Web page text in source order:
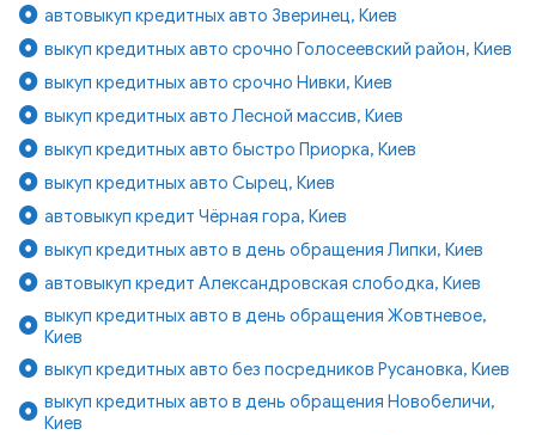
автовыкуп кредитных авто Зверинец, Киев
выкуп кредитных авто срочно Голосеевский район, Киев
выкуп кредитных авто срочно Нивки, Киев
выкуп кредитных авто Лесной массив, Киев
выкуп кредитных авто быстро Приорка, Киев
выкуп кредитных авто Сырец, Киев
автовыкуп кредит Чёрная гора, Киев
выкуп кредитных авто в день обращения Липки, Киев
автовыкуп кредит Александровская слободка, Киев
выкуп кредитных авто в день обращения Жовтневое,
Киев
выкуп кредитных авто без посредников Русановка, Киев
выкуп кредитных авто в день обращения Новобеличи,
Киев